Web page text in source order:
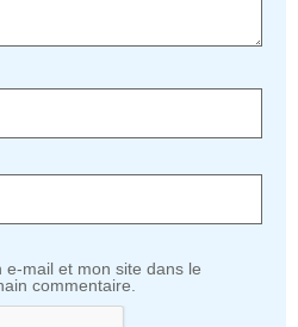
mail et mon site dans le
commentaire.